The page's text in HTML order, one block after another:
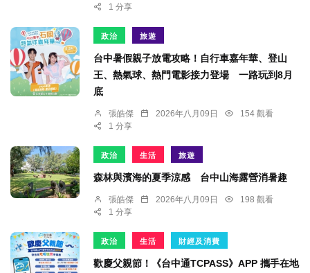
1 分享
政治 旅遊
台中暑假親子放電攻略！自行車嘉年華、登山
王、熱氣球、熱門電影接力登場 一路玩到8月
底
張皓傑 2026年八月09日
154 觀看
1 分享
政治 生活 旅遊
森林與濱海的夏季涼感 台中山海露營消暑趣
張皓傑 2026年八月09日
198 觀看
1 分享
政治 生活 財經及消費
歡慶父親節！《台中通TCPASS》APP 攜手在地